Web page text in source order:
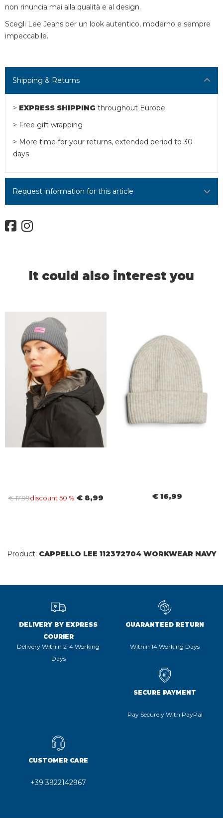
non rinuncia mai alla qualità e al design.
Scegli Lee Jeans per un look autentico, moderno e sempre
impeccabile.
Shipping & Returns
> EXPRESS SHIPPING throughout Europe
> Free gift wrapping
> More time for your returns, extended period to 30
days
Request information for this article
It could also interest you
€ 17,99discount 50 % € 8,99 € 16,99
Product: CAPPELLO LEE 112372704 WORKWEAR NAVY
DELIVERY BY EXPRESS
COURIER
Delivery Within 2-4 Working
Days
GUARANTEED RETURN
Within 14 Working Days
SECURE PAYMENT
Pay Securely With PayPal
CUSTOMER CARE
+39 3922142967